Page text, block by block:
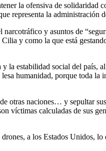
la ofensiva de solidaridad
representa la administración
y asuntos de
y como la que está
la estabilidad social del país,
humanidad, porque toda la
otras naciones… y sepultar
víctimas calculadas de sus
a los Estados Unidos, lo